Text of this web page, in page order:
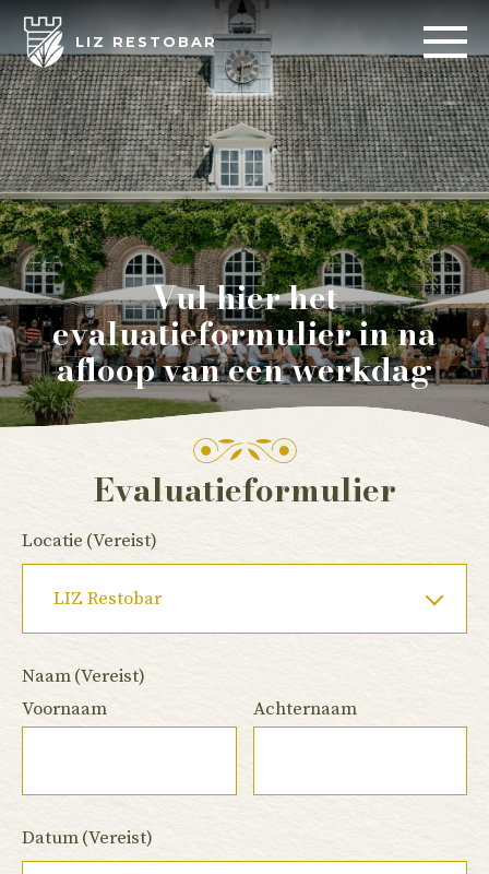
LIZ RESTOBAR
Vul hier het
evaluatieformulier in na
afloop van een werkdag
Evaluatieformulier
Locatie (Vereist)
Naam(Vereist)
Voornaam
Achternaam
Datum(Vereist)